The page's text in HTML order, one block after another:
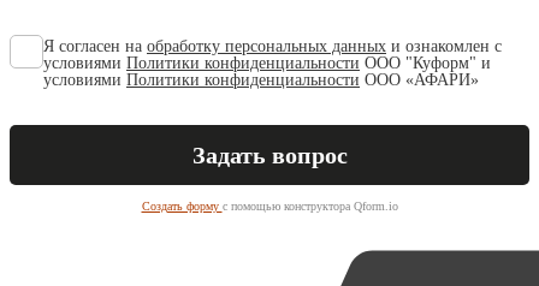
Я согласен на обработку персональных данных и ознакомлен с
условиями Политики конфиденциальности ООО "Куформ" и
условиями Политики конфиденциальности ООО «АФАРИ»
Создать форму с помощью конструктора Qform.io